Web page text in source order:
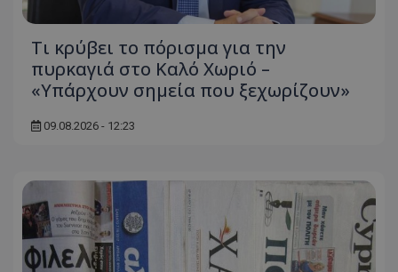
Τι κρύβει το πόρισμα για την
πυρκαγιά στο Καλό Χωριό –
«Υπάρχουν σημεία που ξεχωρίζουν»
09.08.2026 - 12:23